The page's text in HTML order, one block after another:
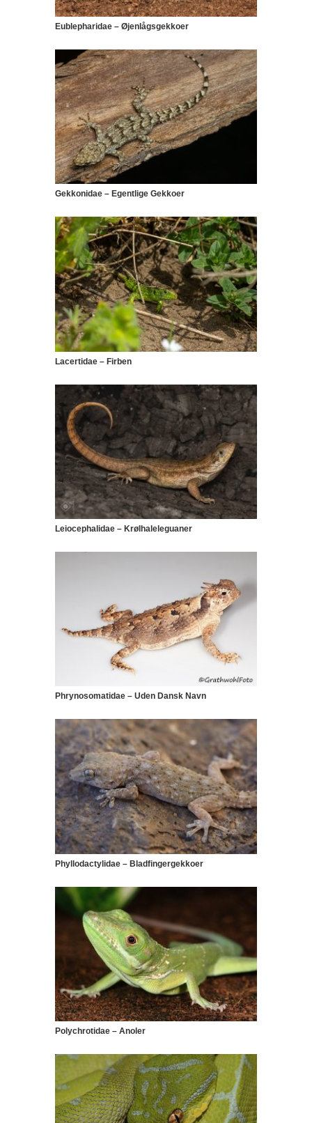
Eublepharidae – Øjenlågsgekkoer
Gekkonidae – Egentlige Gekkoer
Lacertidae – Firben
Leiocephalidae – Krølhaleleguaner
Phrynosomatidae – Uden Dansk Navn
Phyllodactylidae – Bladfingergekkoer
Polychrotidae – Anoler